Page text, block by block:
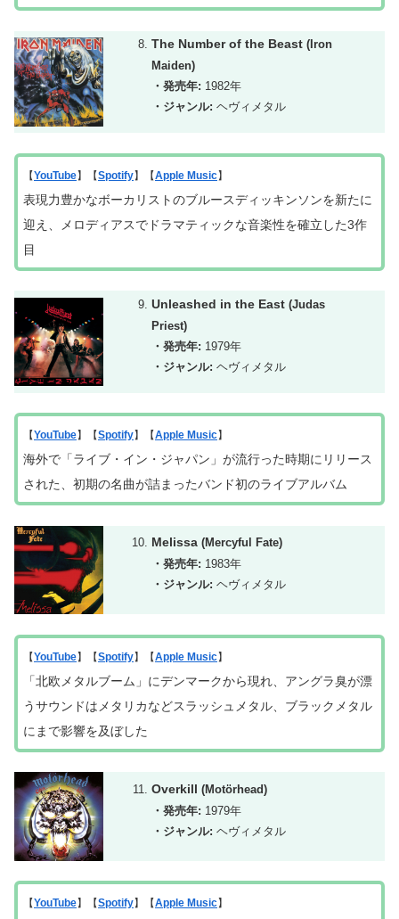
The Number of the Beast(Iron
Maiden)
・発売年: 1982年
・ジャンル: ヘヴィメタル
【YouTube】【Spotify】【Apple Music】
表現力豊かなボーカリストのブルースディッキンソンを新たに
迎え、メロディアスでドラマティックな音楽性を確立した3作
目
Unleashed in the East (Judas
Priest)
・発売年: 1979年
・ジャンル: ヘヴィメタル
【YouTube】【Spotify】【Apple Music】
海外で「ライブ・イン・ジャパン」が流行った時期にリリース
された、初期の名曲が詰まったバンド初のライブアルバム
Melissa (Mercyful Fate)
・発売年: 1983年
・ジャンル: ヘヴィメタル
【YouTube】【Spotify】【Apple Music】
「北欧メタルブーム」にデンマークから現れ、アングラ臭が漂
うサウンドはメタリカなどスラッシュメタル、ブラックメタル
にまで影響を及ぼした
Overkill (Motörhead)
・発売年: 1979年
・ジャンル: ヘヴィメタル
【YouTube】【Spotify】【Apple Music】